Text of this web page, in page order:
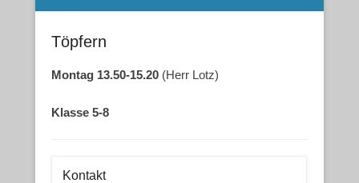
Töpfern
Montag 13.50-15.20 (Herr Lotz)
Klasse 5-8
Kontakt